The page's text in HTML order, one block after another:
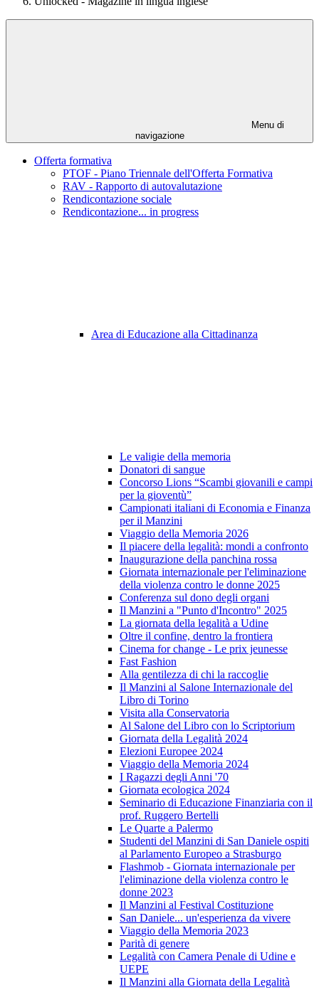
Menu di
navigazione
Offerta formativa
PTOF - Piano Triennale dell'Offerta Formativa
RAV - Rapporto di autovalutazione
Rendicontazione sociale
Rendicontazione... in progress
Area di Educazione alla Cittadinanza
Le valigie della memoria
Donatori di sangue
Concorso Lions “Scambi giovanili e campi
per la gioventù”
Campionati italiani di Economia e Finanza
per il Manzini
Viaggio della Memoria 2026
Il piacere della legalità: mondi a confronto
Inaugurazione della panchina rossa
Giornata internazionale per l'eliminazione
della violenza contro le donne 2025
Conferenza sul dono degli organi
Il Manzini a "Punto d'Incontro" 2025
La giornata della legalità a Udine
Oltre il confine, dentro la frontiera
Cinema for change - Le prix jeunesse
Fast Fashion
Alla gentilezza di chi la raccoglie
Il Manzini al Salone Internazionale del
Libro di Torino
Visita alla Conservatoria
Al Salone del Libro con lo Scriptorium
Giornata della Legalità 2024
Elezioni Europee 2024
Viaggio della Memoria 2024
I Ragazzi degli Anni '70
Giornata ecologica 2024
Seminario di Educazione Finanziaria con il
prof. Ruggero Bertelli
Le Quarte a Palermo
Studenti del Manzini di San Daniele ospiti
al Parlamento Europeo a Strasburgo
Flashmob - Giornata internazionale per
l'eliminazione della violenza contro le
donne 2023
Il Manzini al Festival Costituzione
San Daniele... un'esperienza da vivere
Viaggio della Memoria 2023
Parità di genere
Legalità con Camera Penale di Udine e
UEPE
Il Manzini alla Giornata della Legalità